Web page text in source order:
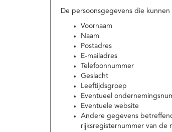
De persoonsgegevens die
Voornaam
Naam
Postadres
E-mailadres
Telefoonnummer
Geslacht
Leeftijdsgroep
Eventueel
Eventuele website
Andere gegevens
rijksregisternummer van